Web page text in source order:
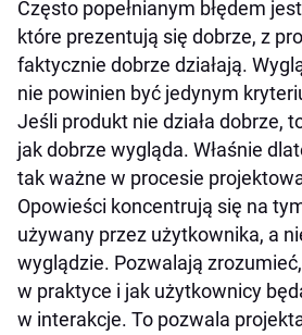
Często popełnianym błędem
które prezentują się dobrze, z
faktycznie dobrze działają.
nie powinien być jedynym
Jeśli produkt nie działa dobrze,
jak dobrze wygląda. Właśnie
tak ważne w procesie
Opowieści koncentrują się na
używany przez użytkownika, a
wyglądzie. Pozwalają
w praktyce i jak użytkownicy
w interakcje. To pozwala